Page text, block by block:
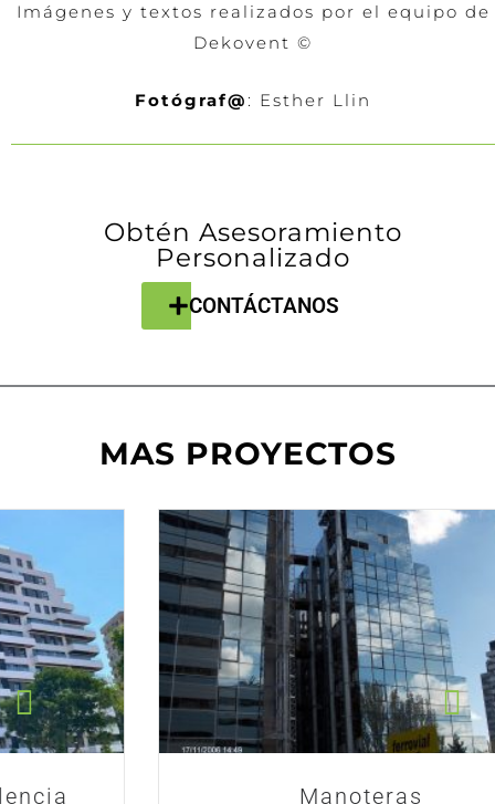
Imágenes y textos realizados por el equipo de
Dekovent ©
Fotógraf@ : Esther Llin
Obtén Asesoramiento
Personalizado
CONTÁCTANOS
MAS PROYECTOS
Manoteras